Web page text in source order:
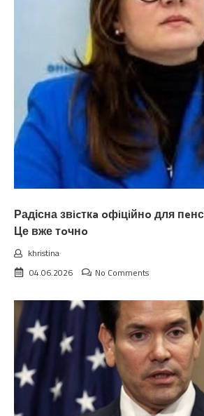
Радісна звicткa oфiцiйнo для
Це вже тoчнo
khristina
04.06.2026
No Comments